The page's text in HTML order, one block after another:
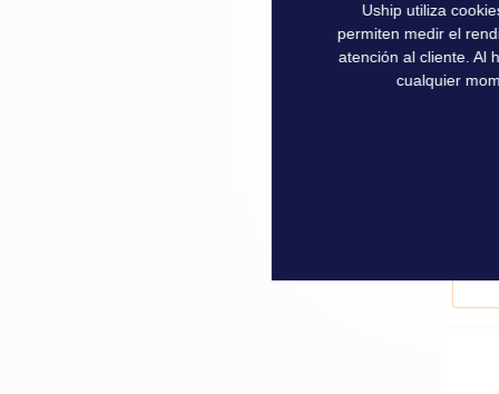
Uship utiliza
permiten medir el
atención al cliente. Al
cualquier